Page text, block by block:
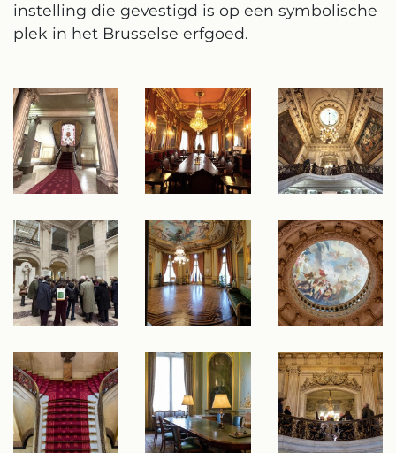
instelling die gevestigd is op een symbolische
plek in het Brusselse erfgoed.